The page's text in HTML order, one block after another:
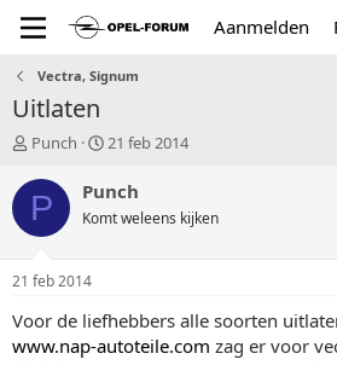
Aanmelden
Vectra, Signum
Uitlaten
T
p
t
a
r
e
Punch
S
a
t
u
m
21 feb 2014
P Punch
Komt weleens kijken
21 feb 2014
Voor de liefhebbers alle soorten
www.nap-autoteile.com zag er voor